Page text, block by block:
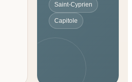
Saint-Cyprien
Capitole